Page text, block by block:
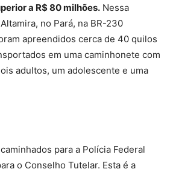
a R$ 80 milhões. Nessa
no Pará, na BR-230
apreendidos cerca de 40 quilos
em uma caminhonete com
adultos, um adolescente e uma
para a Polícia Federal
o Conselho Tutelar. Esta é a